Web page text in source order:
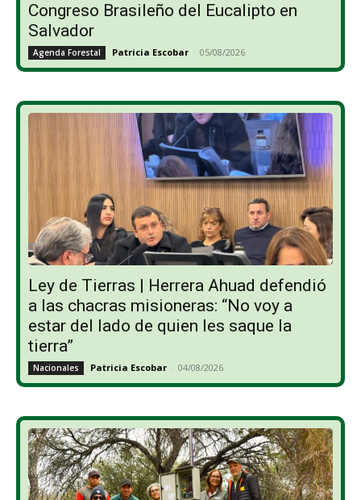
Congreso Brasileño del Eucalipto en
Salvador
Agenda Forestal Patricia Escobar - 05/08/2026
Ley de Tierras | Herrera Ahuad defendió
a las chacras misioneras: “No voy a
estar del lado de quien les saque la
tierra”
Nacionales Patricia Escobar - 04/08/2026